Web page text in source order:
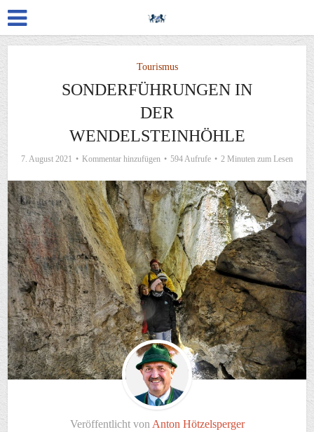
Tourismus
SONDERFÜHRUNGEN IN
DER
WENDELSTEINHÖHLE
7. August 2021 Kommentar hinzufügen 594 Aufrufe 2 Minuten zum Lesen
Veröffentlicht von Anton Hötzelsperger